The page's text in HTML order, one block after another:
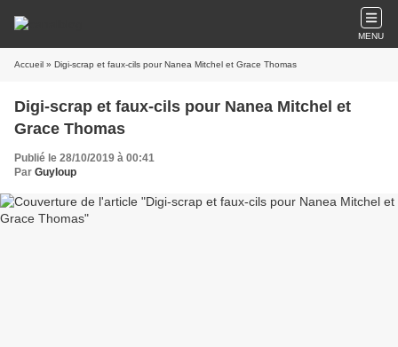
MENU
Accueil » Digi-scrap et faux-cils pour Nanea Mitchel et Grace Thomas
Digi-scrap et faux-cils pour Nanea Mitchel et
Grace Thomas
Publié le 28/10/2019 à 00:41
Par Guyloup